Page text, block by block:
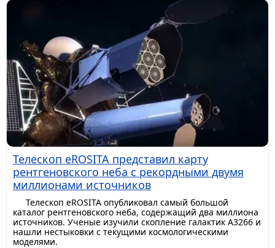
Телескоп eROSITA представил карту
рентгеновского неба с рекордными двумя
миллионами источников
Телескоп eROSITA опубликовал самый большой
каталог рентгеновского неба, содержащий два миллиона
источников. Ученые изучили скопление галактик A3266 и
нашли нестыковки с текущими космологическими
моделями.